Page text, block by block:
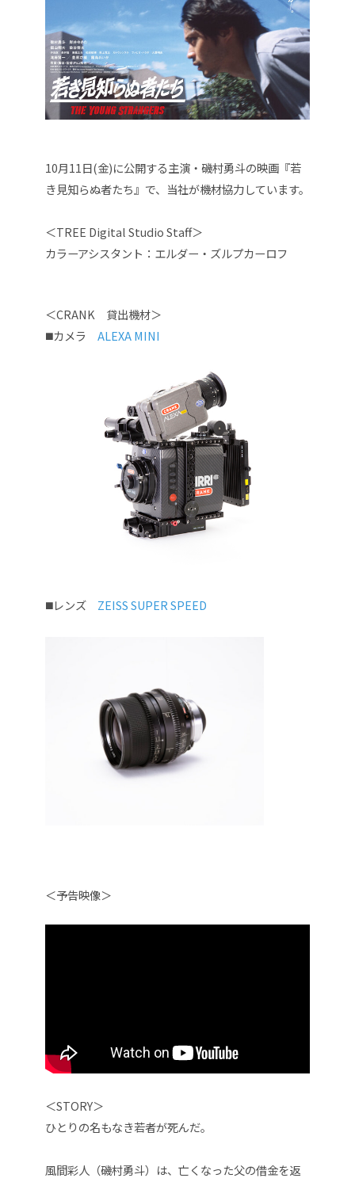
10月11日(金)に公開する主演・磯村勇斗の映画『若
き見知らぬ者たち』で、当社が機材協力しています。
＜TREE Digital Studio Staff＞
カラーアシスタント：エルダー・ズルプカーロフ
＜CRANK 貸出機材＞
◼️カメラ ALEXA MINI
◼️レンズ ZEISS SUPER SPEED
＜予告映像＞
＜STORY＞
ひとりの名もなき若者が死んだ。
風間彩人（磯村勇斗）は、亡くなった父の借金を返